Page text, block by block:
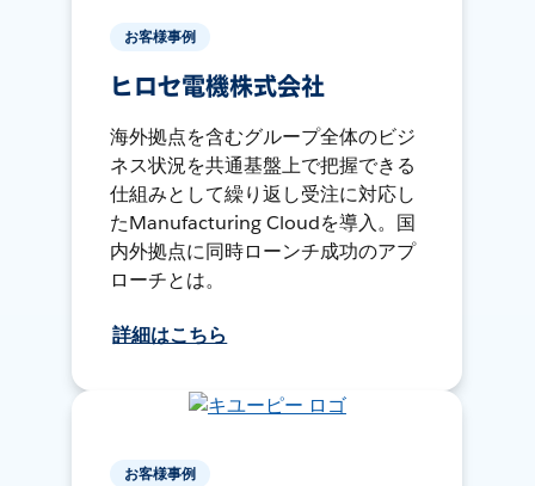
お客様事例
ヒロセ電機株式会社
海外拠点を含むグループ全体のビジ
ネス状況を共通基盤上で把握できる
仕組みとして繰り返し受注に対応し
たManufacturing Cloudを導入。国
内外拠点に同時ローンチ成功のアプ
ローチとは。
詳細はこちら
お客様事例